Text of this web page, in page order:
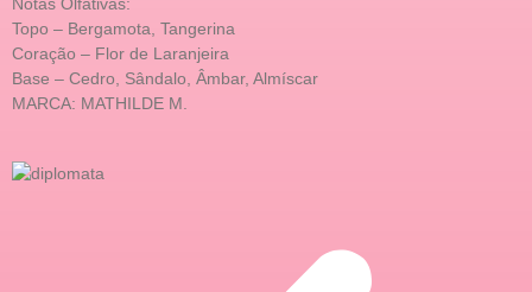
Topo – Bergamota, Tangerina
Coração – Flor de Laranjeira
Base – Cedro, Sândalo, Âmbar, Almíscar
MARCA: MATHILDE M.